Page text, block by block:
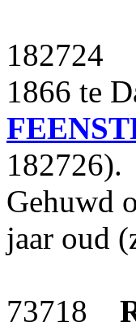
182724
1866 te
182726).
Gehuwd
jaar oud
73718